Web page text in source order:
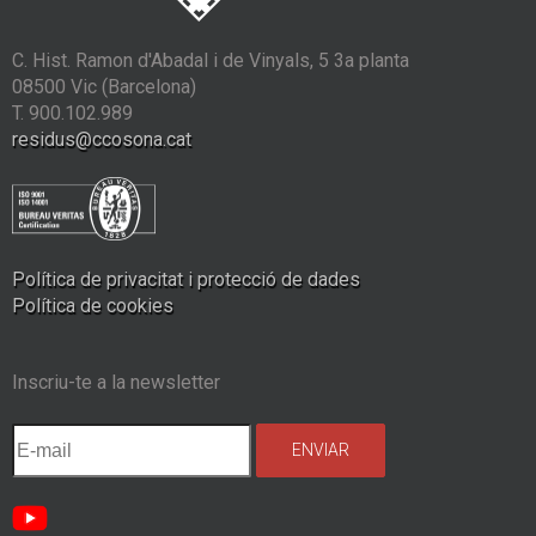
C. Hist. Ramon d'Abadal i de Vinyals, 5 3a planta
08500 Vic (Barcelona)
T. 900.102.989
residus@ccosona.cat
Política de privacitat i protecció de dades
Política de cookies
Inscriu-te a la newsletter